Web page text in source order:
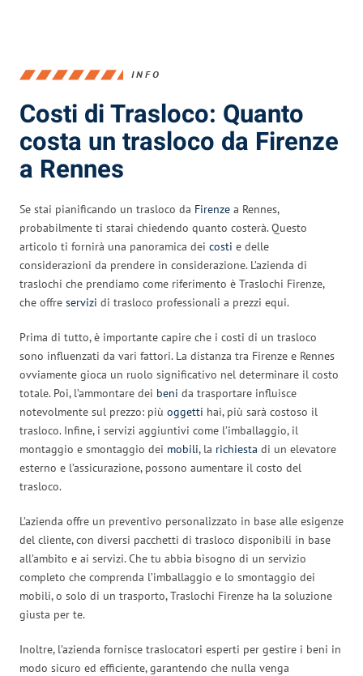
INFO
Costi di Trasloco: Quanto
costa un trasloco da Firenze
a Rennes
Se stai pianificando un trasloco da Firenze a Rennes,
probabilmente ti starai chiedendo quanto costerà. Questo
articolo ti fornirà una panoramica dei costi e delle
considerazioni da prendere in considerazione. L’azienda di
traslochi che prendiamo come riferimento è Traslochi Firenze,
che offre servizi di trasloco professionali a prezzi equi.
Prima di tutto, è importante capire che i costi di un trasloco
sono influenzati da vari fattori. La distanza tra Firenze e Rennes
ovviamente gioca un ruolo significativo nel determinare il costo
totale. Poi, l’ammontare dei beni da trasportare influisce
notevolmente sul prezzo: più oggetti hai, più sarà costoso il
trasloco. Infine, i servizi aggiuntivi come l’imballaggio, il
montaggio e smontaggio dei mobili, la richiesta di un elevatore
esterno e l’assicurazione, possono aumentare il costo del
trasloco.
L’azienda offre un preventivo personalizzato in base alle esigenze
del cliente, con diversi pacchetti di trasloco disponibili in base
all’ambito e ai servizi. Che tu abbia bisogno di un servizio
completo che comprenda l’imballaggio e lo smontaggio dei
mobili, o solo di un trasporto, Traslochi Firenze ha la soluzione
giusta per te.
Inoltre, l’azienda fornisce traslocatori esperti per gestire i beni in
modo sicuro ed efficiente, garantendo che nulla venga